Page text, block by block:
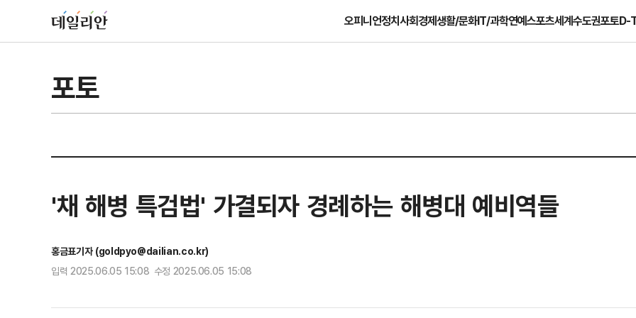
오피니언정치사회경제생활/문화IT/과학연예스포츠세계수도권포토D-
포토
'채 해병 특검법' 가결되자 경례하는 해병대 예비역들
홍금표기자 (goldpyo@dailian.co.kr)
입력 2025.06.05 15:08 수정 2025.06.05 15:08